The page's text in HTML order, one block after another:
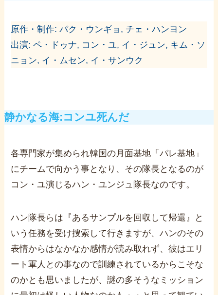
原作・制作: パク・ウンギョ, チェ・ハンヨン
出演: ペ・ドゥナ, コン・ユ, イ・ジュン, キム・ソ
ニョン, イ・ムセン, イ・サンウク
静かなる海:コンユ死んだ
各専門家が集められ韓国の月面基地「パレ基地」
にチームで向かう事となり、その隊長となるのが
コン・ユ演じるハン・ユンジュ隊長なのです。
ハン隊長らは『あるサンプルを回収して帰還』と
いう任務を受け捜索して行きますが、ハンのその
表情からはなかなか感情が読み取れず、彼はエリ
ート軍人との事なので訓練されているからこそな
のかとも思いましたが、謎の多そうなミッション